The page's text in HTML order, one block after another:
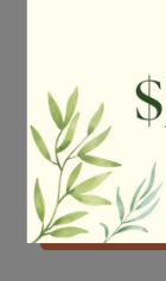
富源成-非基
/250g
NT$120
加入購物